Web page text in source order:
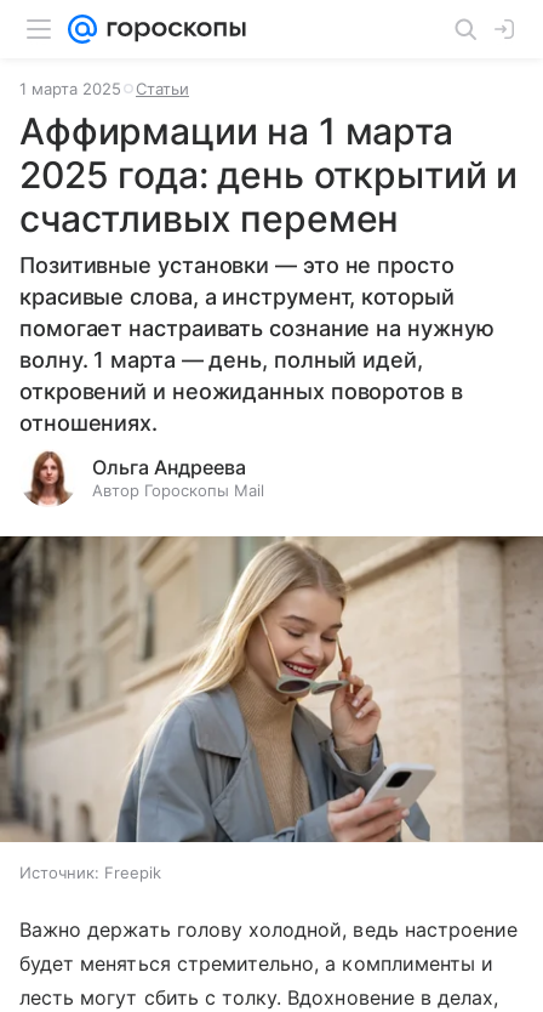
1 марта 2025 Статьи
Аффирмации на 1 марта
2025 года: день открытий и
счастливых перемен
Позитивные установки — это не просто
красивые слова, а инструмент, который
помогает настраивать сознание на нужную
волну. 1 марта — день, полный идей,
откровений и неожиданных поворотов в
отношениях.
Ольга Андреева
Автор Гороскопы Mail
Источник: Freepik
Важно держать голову холодной, ведь настроение
будет меняться стремительно, а комплименты и
лесть могут сбить с толку. Вдохновение в делах,